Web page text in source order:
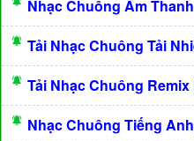
Nhạc Chuông Âm
Tải Nhạc Chuông Tải
Tải Nhạc Chuông Remix
Nhạc Chuông Tiếng